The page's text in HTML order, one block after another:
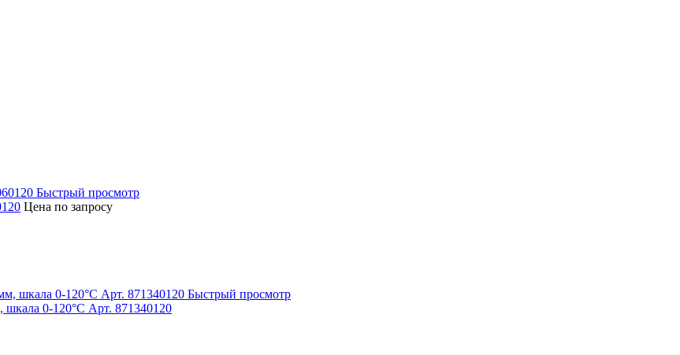
Быстрый просмотр
Цена по запросу
Быстрый просмотр
0-120°C Арт. 871340120